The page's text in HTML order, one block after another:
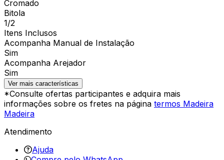
Cromado
Bitola
1/2
Itens Inclusos
Acompanha Manual de Instalação
Sim
Acompanha Arejador
Sim
Ver mais características
*Consulte ofertas participantes e adquira mais
informações sobre os fretes na página termos Madeira
Madeira
Atendimento
Ajuda